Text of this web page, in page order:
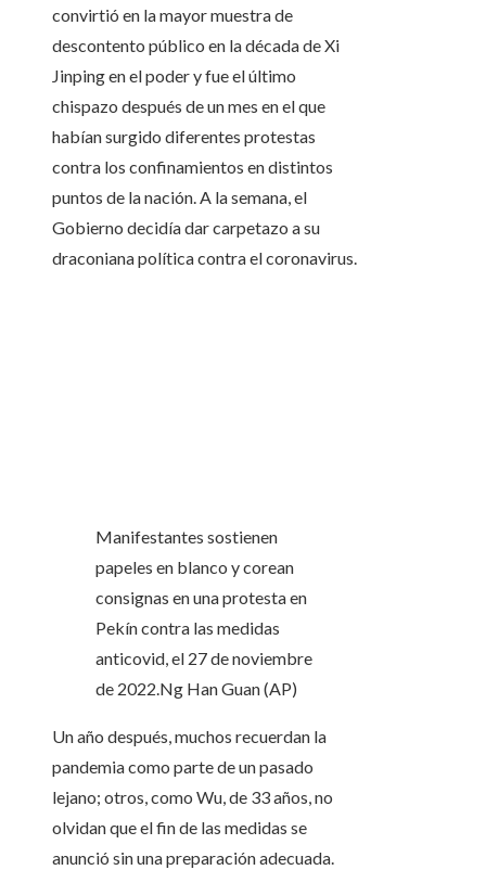
convirtió en la mayor muestra de
descontento público en la década de Xi
Jinping en el poder y fue el último
chispazo después de un mes en el que
habían surgido diferentes protestas
contra los confinamientos en distintos
puntos de la nación. A la semana, el
Gobierno decidía dar carpetazo a su
draconiana política contra el coronavirus.
Manifestantes sostienen
papeles en blanco y corean
consignas en una protesta en
Pekín contra las medidas
anticovid, el 27 de noviembre
de 2022.Ng Han Guan (AP)
Un año después, muchos recuerdan la
pandemia como parte de un pasado
lejano; otros, como Wu, de 33 años, no
olvidan que el fin de las medidas se
anunció sin una preparación adecuada.